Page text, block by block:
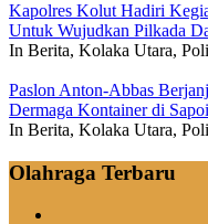
Kapolres Kolut Hadiri
Untuk Wujudkan Pilkada
In Berita, Kolaka Utara,
Paslon Anton-Abbas
Dermaga Kontainer di
In Berita, Kolaka Utara,
Olahraga Terbaru